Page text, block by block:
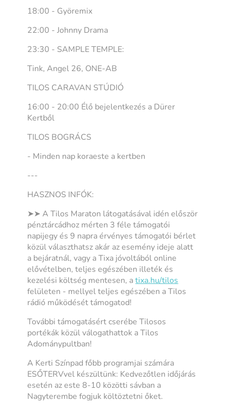
18:00 - Györemix
22:00 - Johnny Drama
23:30 - SAMPLE TEMPLE:
Tink, Angel 26, ONE-AB
TILOS CARAVAN STÚDIÓ
16:00 - 20:00 Élő bejelentkezés a Dürer
Kertből
TILOS BOGRÁCS
- Minden nap koraeste a kertben
---
HASZNOS INFÓK:
➤➤ A Tilos Maraton látogatásával idén először
pénztárcádhoz mérten 3 féle támogatói
napijegy és 9 napra érvényes támogatói bérlet
közül választhatsz akár az esemény ideje alatt
a bejáratnál, vagy a Tixa jóvoltából online
elővételben, teljes egészében illeték és
kezelési költség mentesen, atixa.hu/tilos
felületen - mellyel teljes egészében a Tilos
rádió működését támogatod!
További támogatásért cserébe Tilosos
portékák közül válogathattok a Tilos
Adománypultban!
A Kerti Színpad főbb programjai számára
ESŐTERVvel készültünk: Kedvezőtlen időjárás
esetén az este 8-10 közötti sávban a
Nagyterembe fogjuk költöztetni őket.